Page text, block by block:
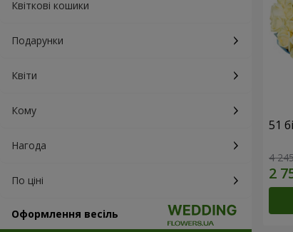
Квіткові кошики
Подарунки
Квіти
Кому
Нагода
По ціні
Оформлення весіль
51
4